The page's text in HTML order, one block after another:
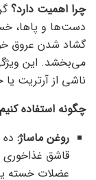
چرا اهمیت دارد؟
دست‌ها و پاها،
گشاد شدن عروق
می‌بخشد. این
ناشی از آرتریت
چگونه استفاده
روغن ماساژ: ده
قاشق غذاخوری
عضلات خسته